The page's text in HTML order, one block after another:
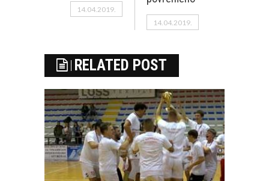
14.04.2019.
14.04.2019.
RELATED POST